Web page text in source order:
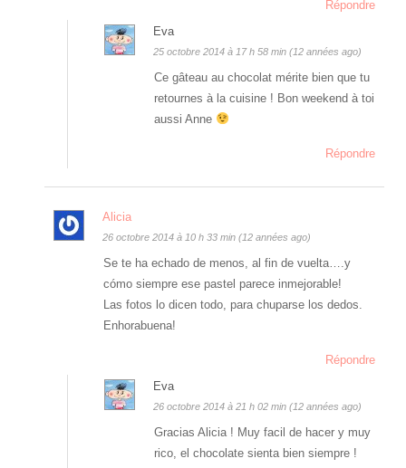
Répondre
Eva
25 octobre 2014 à 17 h 58 min (12 années ago)
Ce gâteau au chocolat mérite bien que tu
retournes à la cuisine ! Bon weekend à toi
aussi Anne
Répondre
Alicia
26 octobre 2014 à 10 h 33 min (12 années ago)
Se te ha echado de menos, al fin de vuelta….y
cómo siempre ese pastel parece inmejorable!
Las fotos lo dicen todo, para chuparse los dedos.
Enhorabuena!
Répondre
Eva
26 octobre 2014 à 21 h 02 min (12 années ago)
Gracias Alicia ! Muy facil de hacer y muy
rico, el chocolate sienta bien siempre !